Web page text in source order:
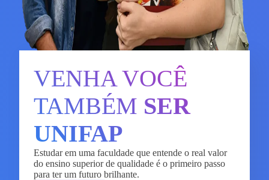
VENHA VOCÊ
TAMBÉM SER
UNIFAP
Estudar em uma faculdade que entende o real valor
do ensino superior de qualidade é o primeiro passo
para ter um futuro brilhante.